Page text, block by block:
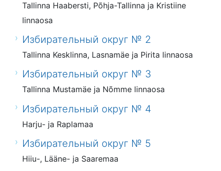
Tallinna Haabersti, Põhja-Tallinna ja Kristiine
linnaosa
Избирательный округ № 2
Tallinna Kesklinna, Lasnamäe ja Pirita linnaosa
Избирательный округ № 3
Tallinna Mustamäe ja Nõmme linnaosa
Избирательный округ № 4
Harju- ja Raplamaa
Избирательный округ № 5
Hiiu-, Lääne- ja Saaremaa